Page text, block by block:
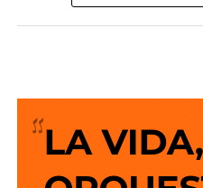
periodismo actúen con ética
desinformación sin
medios en una
expresión?